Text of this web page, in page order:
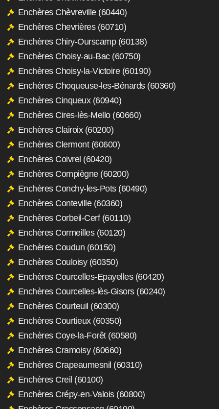
Enchères Chèvreville (60440)
Enchères Chevrières (60710)
Enchères Chiry-Ourscamp (60138)
Enchères Choisy-au-Bac (60750)
Enchères Choisy-la-Victoire (60190)
Enchères Choqueuse-les-Bénards (60360)
Enchères Cinqueux (60940)
Enchères Cires-lès-Mello (60660)
Enchères Clairoix (60200)
Enchères Clermont (60600)
Enchères Coivrel (60420)
Enchères Compiègne (60200)
Enchères Conchy-les-Pots (60490)
Enchères Conteville (60360)
Enchères Corbeil-Cerf (60110)
Enchères Cormeilles (60120)
Enchères Coudun (60150)
Enchères Couloisy (60350)
Enchères Courcelles-Epayelles (60420)
Enchères Courcelles-lès-Gisors (60240)
Enchères Courteuil (60300)
Enchères Courtieux (60350)
Enchères Coye-la-Forêt (60580)
Enchères Cramoisy (60660)
Enchères Crapeaumesnil (60310)
Enchères Creil (60100)
Enchères Crépy-en-Valois (60800)